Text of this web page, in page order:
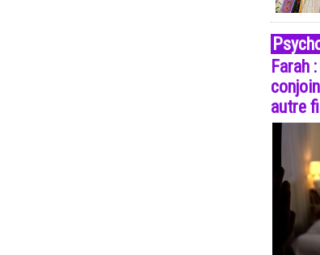
Farah
autre